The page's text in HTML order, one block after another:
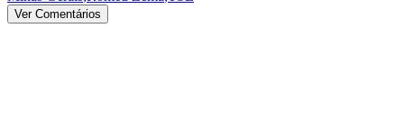
Ver Comentários